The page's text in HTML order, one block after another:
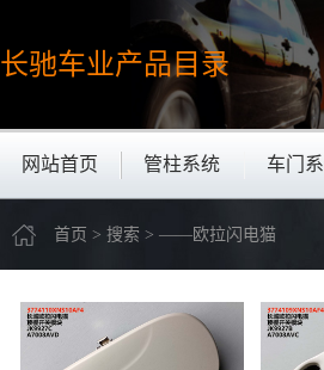
长驰车业产品目录
网站首页 管柱系统 车门
首页 > 搜索 > ——欧拉闪电猫